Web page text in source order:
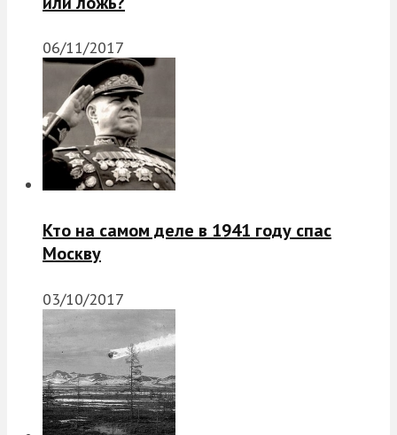
06/11/2017
Кто на самом деле в 1941 году спас
Москву
03/10/2017